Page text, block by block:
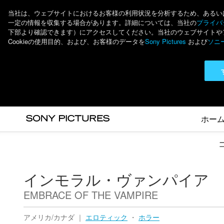
当社は、ウェブサイトにおけるお客様の利用状況を分析するため、ある
一定の情報を収集する場合があります。詳細については、当社のプライ
下部より確認できます）にアクセスしてください。当社のウェブサイト
Cookieの使用目的、および、お客様のデータをSony Pictures およびソニ
ホー
インモラル・ヴァンパイ
EMBRACE OF THE VAMPIRE
アメリカ/カナダ ｜ エロティック ・ ホラー